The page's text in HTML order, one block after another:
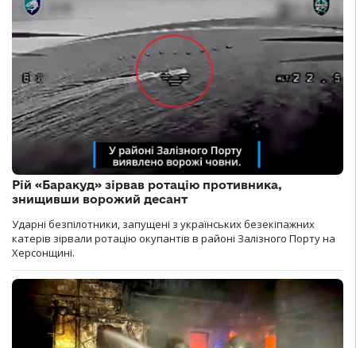
Рій «Баракуд» зірвав ротацію противника,
знищивши ворожий десант
Ударні безпілотники, запущені з українських безекіпажних
катерів зірвали ротацію окупантів в районі Залізного Порту на
Херсонщині.